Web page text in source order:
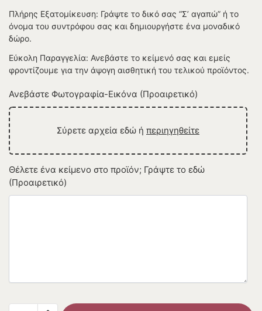
Πλήρης Εξατομίκευση: Γράψτε το δικό σας “Σ’ αγαπώ” ή το
όνομα του συντρόφου σας και δημιουργήστε ένα μοναδικό
δώρο.
Εύκολη Παραγγελία: Ανεβάστε το κείμενό σας και εμείς
φροντίζουμε για την άψογη αισθητική του τελικού προϊόντος.
Ανεβάστε Φωτογραφία-Εικόνα (Προαιρετικό)
Σύρετε αρχεία εδώ ή περιηγηθείτε
Θέλετε ένα κείμενο στο προϊόν; Γράψτε το εδώ
(Προαιρετικό)